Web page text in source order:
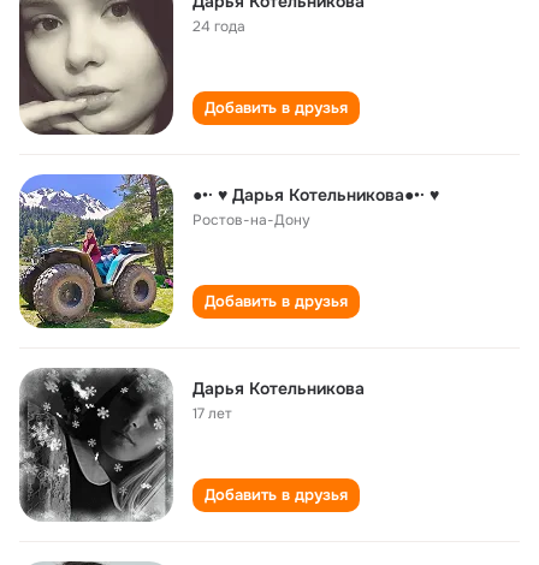
24 года
Добавить в друзья
●•· ♥ Дарья Котельникова●•· ♥
Ростов-на-Дону
Добавить в друзья
Дарья Котельникова
17 лет
Добавить в друзья